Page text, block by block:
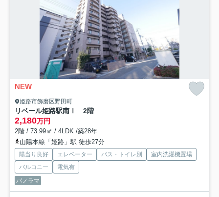
NEW
姫路市飾磨区野田町
リベール姫路駅南Ⅰ 2階
2,180万円
2階 / 73.99㎡ / 4LDK /築28年
山陽本線「姫路」駅 徒歩27分
陽当り良好 エレベーター バス・トイレ別
室内洗濯機置場
バルコニー
電気有
パノラマ